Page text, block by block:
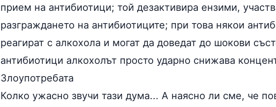
прием на антибиотици; той дезактивира ензими,
разграждането на антибиотиците; при това някои
реагират с алкохола и могат да доведат до шокови
антибиотици алкохолът просто ударно снижава
Злоупотребата
Колко ужасно звучи тази дума... А наясно ли сме, че